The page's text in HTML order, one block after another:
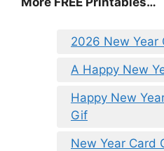
2026 New Year
A Happy New
Happy New
Gif
New Year Card